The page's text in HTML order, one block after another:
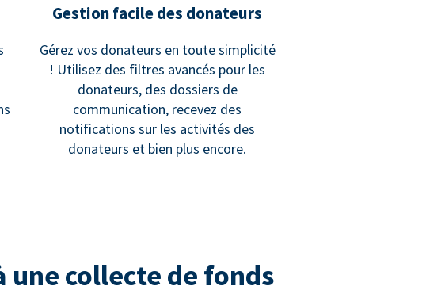
Gestion facile des donateurs
Gérez vos donateurs en toute simplicité
! Utilisez des filtres avancés pour les
donateurs, des dossiers de
communication, recevez des
notifications sur les activités des
donateurs et bien plus encore.
collecte de fonds